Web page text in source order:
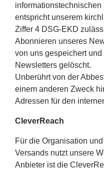
entspricht unserem
Ziffer 4 DSG-EKD
Abonnieren unseres
von uns gespeichert
Newsletters gelöscht.
Unberührt von der
einem anderen Zweck
Adressen für den
CleverReach
Für die Organisation
Versands nutzt unsere
Anbieter ist die